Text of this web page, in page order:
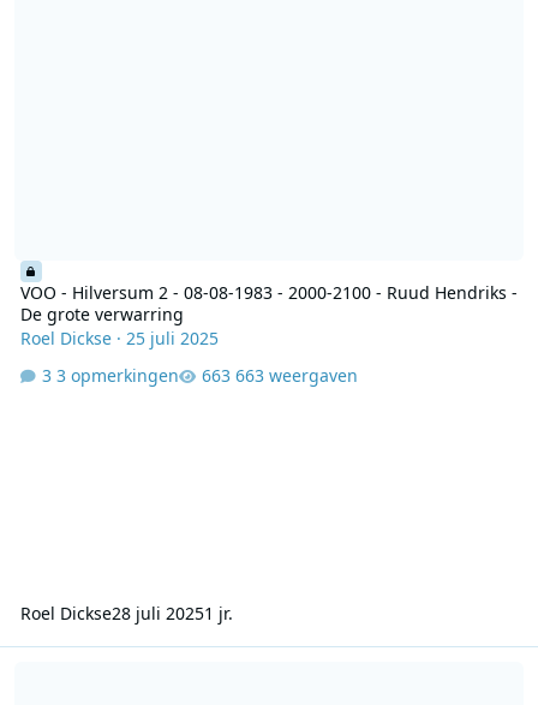
VOO - Hilversum 2 - 08-08-1983 - 2000-2100 - Ruud Hendriks -
De grote verwarring
Roel Dickse· 25 juli 2025
3 opmerkingen
663 weergaven
Roel Dickse28 juli 20251 jr.